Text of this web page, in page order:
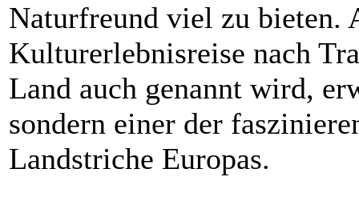
Naturfreund viel zu bieten.
Kulturerlebnisreise nach
Land auch genannt wird,
sondern einer der
Landstriche Europas.